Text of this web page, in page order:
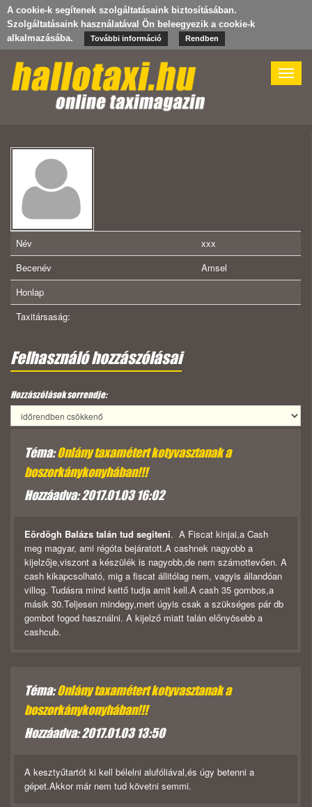
A cookie-k segítenek szolgáltatásaink biztosításában.
Szolgáltatásaink használatával Ön beleegyezik a cookie-k
alkalmazásába.
További információ Rendben
Toggle
Név
xxx
Becenév
Amsel
Honlap
Taxitársaság:
Felhasználó hozzászólásai
Hozzászólások sorrendje:
Téma:Onlány taxamétert kotyvasztanak a
boszorkánykonyhában!!!
Hozzáadva: 2017.01.03 16:02
Eördögh Balázs talán tud segiteni. A Fiscat kinjai,a Cash
meg magyar, ami régóta bejáratott.A cashnek nagyobb a
kijelzője,viszont a készülék is nagyobb,de nem számottevően. A
cash kikapcsolható, mig a fiscat állitólag nem, vagyis állandóan
villog. Tudásra mind kettő tudja amit kell.A cash 35 gombos,a
másik 30.Teljesen mindegy,mert úgyis csak a szükséges pár db
gombot fogod használni. A kijelző miatt talán előnyösebb a
cashcub.
Téma:Onlány taxamétert kotyvasztanak a
boszorkánykonyhában!!!
Hozzáadva: 2017.01.03 13:50
A kesztyűtartót ki kell bélelni alufóliával,és úgy betenni a
gépet.Akkor már nem tud követni semmi.